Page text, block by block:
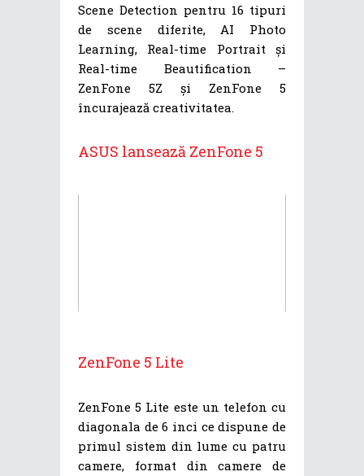
Scene Detection pentru 16 tipuri
de scene diferite, AI Photo
Learning, Real-time Portrait și
Real-time Beautification –
ZenFone 5Z și ZenFone 5
încurajează creativitatea.
ASUS lansează ZenFone 5
ZenFone 5 Lite
ZenFone 5 Lite este un telefon cu
diagonala de 6 inci ce dispune de
primul sistem din lume cu patru
camere, format din camere de